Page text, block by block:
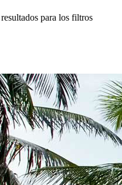
para los filtros